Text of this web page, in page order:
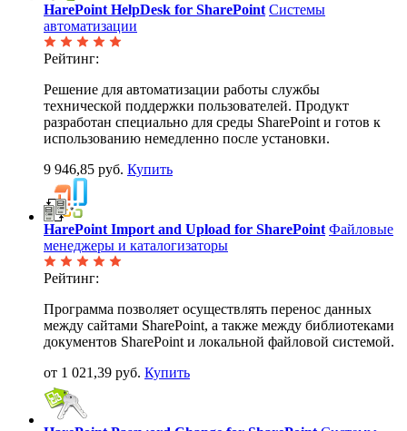
HarePoint HelpDesk for SharePoint Системы
автоматизации
Рейтинг:
Решение для автоматизации работы службы
технической поддержки пользователей. Продукт
разработан специально для среды SharePoint и готов к
использованию немедленно после установки.
9 946,85 руб. Купить
HarePoint Import and Upload for SharePoint Файловые
менеджеры и каталогизаторы
Рейтинг:
Программа позволяет осуществлять перенос данных
между сайтами SharePoint, а также между библиотеками
документов SharePoint и локальной файловой системой.
от 1 021,39 руб. Купить